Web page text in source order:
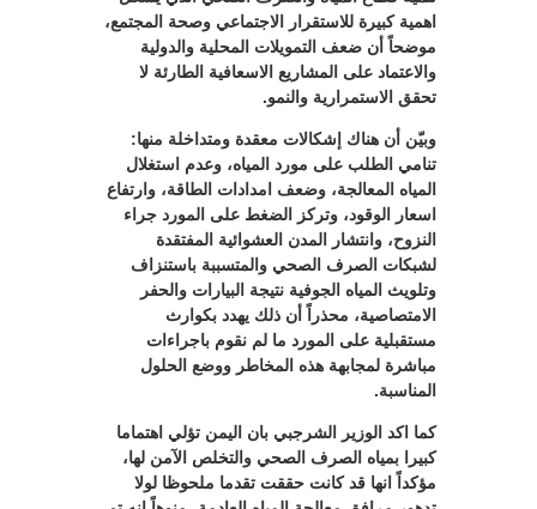
اهمية كبيرة للاستقرار الاجتماعي وصحة المجتمع،
موضحاً أن ضعف التمويلات المحلية والدولية
والاعتماد على المشاريع الاسعافية الطارئة لا
تحقق الاستمرارية والنمو.
وبيّن أن هناك إشكالات معقدة ومتداخلة منها:
تنامي الطلب على مورد المياه، وعدم استغلال
المياه المعالجة، وضعف امدادات الطاقة، وارتفاع
اسعار الوقود، وتركز الضغط على المورد جراء
النزوح، وانتشار المدن العشوائية المفتقدة
لشبكات الصرف الصحي والمتسببة باستنزاف
وتلويث المياه الجوفية نتيجة البيارات والحفر
الامتصاصية، محذراً أن ذلك يهدد بكوارث
مستقبلية على المورد ما لم نقوم باجراءات
مباشرة لمجابهة هذه المخاطر ووضع الحلول
المناسبة.
كما اكد الوزير الشرجبي بان اليمن تؤلي اهتماما
كبيرا بمياه الصرف الصحي والتخلص الآمن لها،
مؤكداً انها قد كانت حققت تقدما ملحوظا لولا